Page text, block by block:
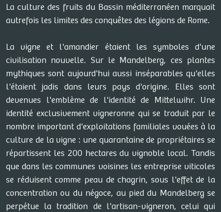
La culture des fruits du Bassin méditerranéen marquait
autrefois les limites des conquêtes des légions de Rome.
La vigne et l'amandier étaient les symboles d'une
civilisation nouvelle. Sur le Mandelberg, ces plantes
mythiques sont aujourd'hui aussi inséparables qu'elles
l'étaient jadis dans leurs pays d'origine. Elles sont
devenues l'emblème de l'identité de Mittelwihr. Une
identité exclusivement vigneronne qui se traduit par le
nombre important d'exploitations familiales vouées à la
culture de la vigne : une quarantaine de propriétaires se
répartissent les 200 hectares du vignoble local. Tandis
que dans les communes voisines les entreprise viticoles
se réduisent comme peau de chagrin, sous l'effet de la
concentration ou du négoce, au pied du Mandelberg se
perpétue la tradition de l'artisan-vigneron, celui qui